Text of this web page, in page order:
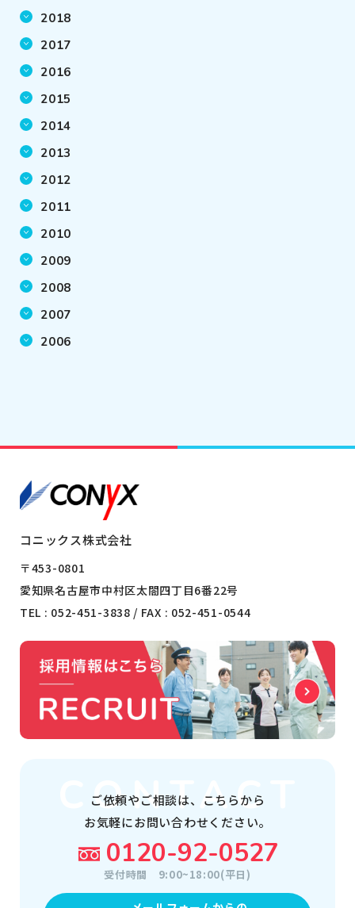
2018
2017
2016
2015
2014
2013
2012
2011
2010
2009
2008
2007
2006
コニックス株式会社
〒453-0801
愛知県名古屋市中村区太閤四丁目6番22号
TEL : 052-451-3838 / FAX : 052-451-0544
ご依頼やご相談は、
こちらから
お気軽にお問い合わせください。
0120-92-0527
受付時間 9:00~18:00(平日)